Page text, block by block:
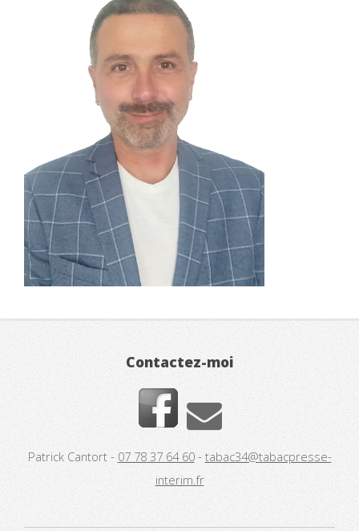
Contactez-moi
Patrick Cantort - 07 78 37 64 60- tabac34@tabacpresse-
interim.fr